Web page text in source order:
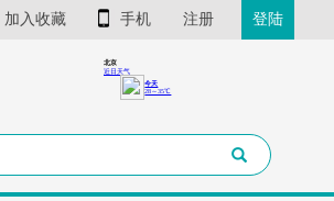
加入收藏 手机 注册 登陆